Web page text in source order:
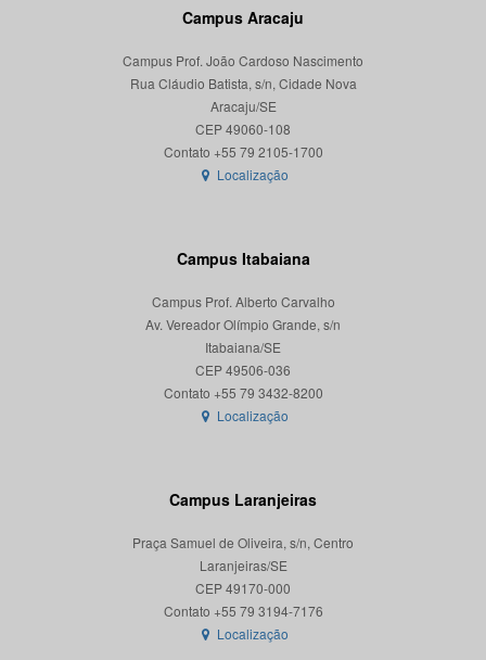
Campus Aracaju
Campus Prof. João Cardoso Nascimento
Rua Cláudio Batista, s/n, Cidade Nova
Aracaju/SE
CEP 49060-108
Localização
Campus Itabaiana
Campus Prof. Alberto Carvalho
Av. Vereador Olímpio Grande, s/n
Itabaiana/SE
CEP 49506-036
Localização
Campus Laranjeiras
Praça Samuel de Oliveira, s/n, Centro
Laranjeiras/SE
CEP 49170-000
Localização